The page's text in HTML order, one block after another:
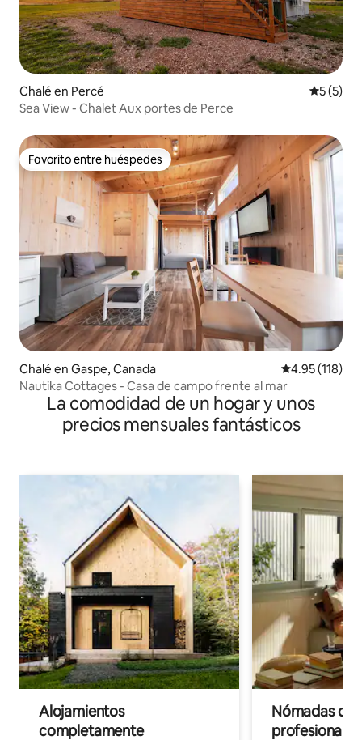
Chalé en Percé
5 (5)
Sea View - Chalet Aux portes de Perce
Favorito entre huéspedes
Favorito entre huéspedes
Chalé en Gaspe, Canada Calificación
4.95 (118)
Nautika Cottages - Casa de campo frente al mar
La comodidad de un hogar y unos
precios mensuales fantásticos
Alojamientos
completamente
Nómadas